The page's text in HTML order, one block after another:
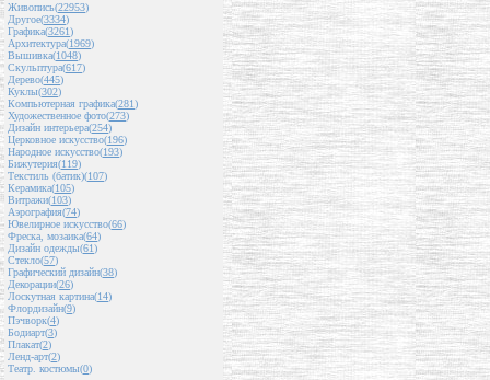
Живопись(22953)
Другое(3334)
Графика(3261)
Архитектура(1969)
Вышивка(1048)
Скульптура(617)
Дерево(445)
Куклы(302)
Компьютерная графика(281)
Художественное фото(273)
Дизайн интерьера(254)
Церковное искусство(196)
Народное искусство(193)
Бижутерия(119)
Текстиль (батик)(107)
Керамика(105)
Витражи(103)
Аэрография(74)
Ювелирное искусство(66)
Фреска, мозаика(64)
Дизайн одежды(61)
Стекло(57)
Графический дизайн(38)
Декорации(26)
Лоскутная картина(14)
Флордизайн(9)
Пэчворк(4)
Бодиарт(3)
Плакат(2)
Ленд-арт(2)
Театр. костюмы(0)